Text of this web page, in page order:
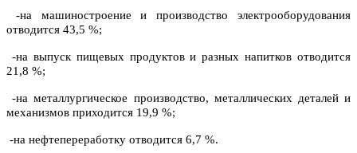
-на машиностроение и производство электрооборудования
отводится 43,5 %;
-на выпуск пищевых продуктов и разных напитков отводится
21,8 %;
-на металлургическое производство, металлических деталей и
механизмов приходится 19,9 %;
-на нефтепереработку отводится 6,7 %.